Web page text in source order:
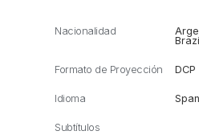
Nacionalidad
Formato de Proyección DCP
Idioma
Subtítulos